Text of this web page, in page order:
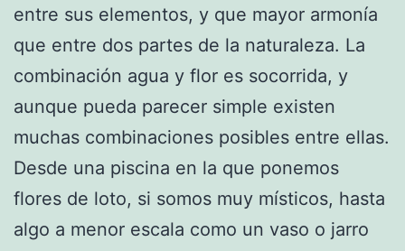
entre sus elementos, y que mayor armonía
que entre dos partes de la naturaleza. La
combinación agua y flor es socorrida, y
aunque pueda parecer simple existen
muchas combinaciones posibles entre ellas.
Desde una piscina en la que ponemos
flores de loto, si somos muy místicos, hasta
algo a menor escala como un vaso o jarro